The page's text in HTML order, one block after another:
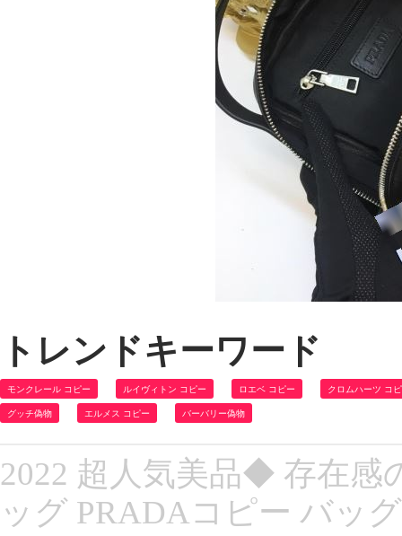
トレンドキーワード
モンクレール コピー ルイヴィトン コピー ロエベ コピー クロムハーツ コ
グッチ偽物 エルメス コピー バーバリー偽物
2022 超人気美品◆ 存在感
ッグ PRADAコピー バッグ